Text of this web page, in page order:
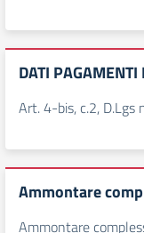
DATI
Art. 4-bis, c.2, D.Lgs
Ammontare
Ammontare